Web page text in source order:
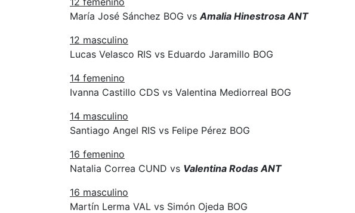
María José Sánchez BOG vs Amalia Hinestrosa ANT
12 masculino
Lucas Velasco RIS vs Eduardo Jaramillo BOG
14 femenino
Ivanna Castillo CDS vs Valentina Mediorreal BOG
14 masculino
Santiago Angel RIS vs Felipe Pérez BOG
16 femenino
Natalia Correa CUND vs Valentina Rodas ANT
16 masculino
Martín Lerma VAL vs Simón Ojeda BOG